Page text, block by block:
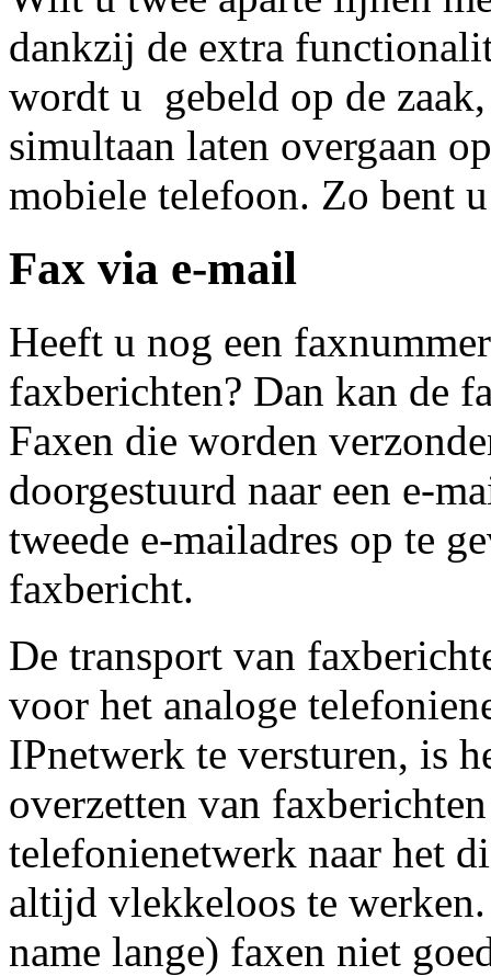
dankzij de extra
wordt u gebeld op de
simultaan laten overgaan
mobiele telefoon. Zo bent
Fax via e-mail
Heeft u nog een
faxberichten? Dan kan de
Faxen die worden
doorgestuurd naar een e-
tweede e-mailadres op te
faxbericht.
De transport van
voor het analoge
IPnetwerk te versturen, is
overzetten van
telefonienetwerk naar het
altijd vlekkeloos te
name lange) faxen niet